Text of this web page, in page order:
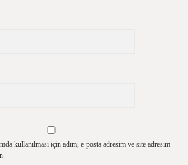
kullanılması için adım, e-posta adresim ve site adresim